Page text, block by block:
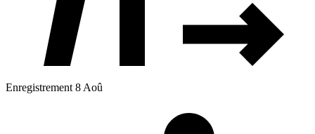
Enregistrement 8 Aoû